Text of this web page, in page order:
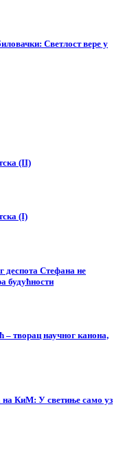
Светлост вере у
(II)
(I)
деспота Стефана не
будућности
творац научног канона,
КиМ: У светиње само уз